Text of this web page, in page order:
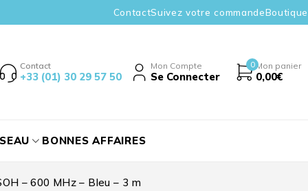
ContactSuivez votre commandeBoutique
Contact
+33 (01) 30 29 57 50
Mon Compte
Se Connecter
0 Mon panier
0,00€
BONNES AFFAIRES
– 600 MHz – Bleu – 3 m